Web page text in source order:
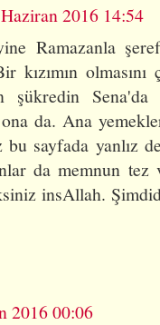
2016 14:54
Ramazanla
kızımın
şükredin
da. Ana
sayfada yanlız
da memnun tez
insAllah.
2016 00:06